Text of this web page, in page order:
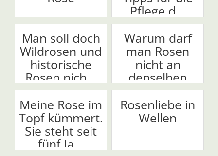
Pflege d...
Man soll doch
Wildrosen und
historische
Rosen nich...
Warum darf
man Rosen
nicht an
denselben
Platz setz...
Meine Rose im
Topf kümmert.
Sie steht seit
fünf Ja...
Rosenliebe in
Wellen